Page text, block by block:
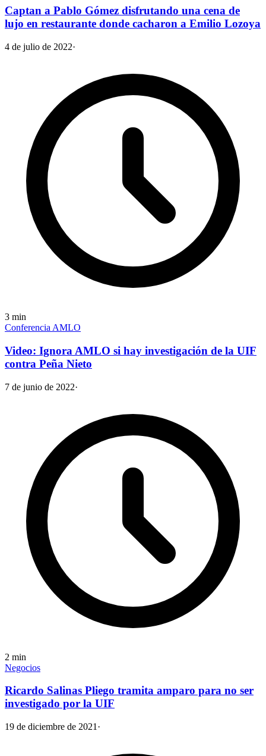
Captan a Pablo Gómez disfrutando una cena de
lujo en restaurante donde cacharon a Emilio Lozoya
4 de julio de 2022·
3 min
Conferencia AMLO
Video: Ignora AMLO si hay investigación de la UIF
contra Peña Nieto
7 de junio de 2022·
2 min
Negocios
Ricardo Salinas Pliego tramita amparo para no ser
investigado por la UIF
19 de diciembre de 2021 ·